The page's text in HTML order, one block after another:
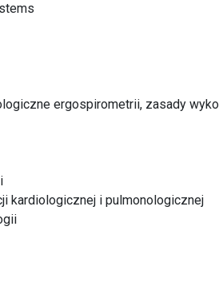
ergospirometrii, zasady
kardiologicznej i pulmonologicznej